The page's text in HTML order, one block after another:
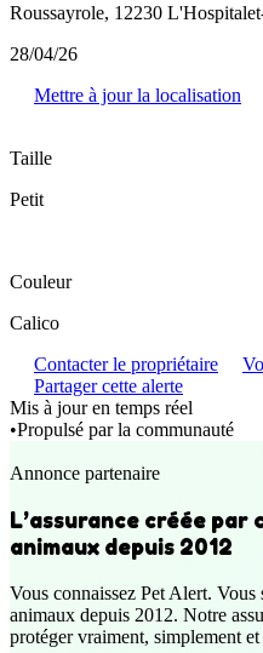
Roussayrole, 12230
28/04/26
Mettre à jour la localisation
Taille
Petit
Couleur
Calico
Contacter le propriétaire
Partager cette alerte
Mis à jour en temps réel
•Propulsé par la communauté
Annonce partenaire
L’assurance créée
animaux depuis 2012
Vous connaissez Pet Alert.
animaux depuis 2012. Notre
protéger vraiment, simplement